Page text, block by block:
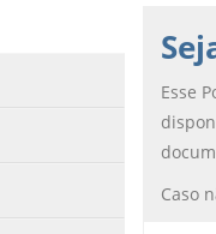
Esse
Caso